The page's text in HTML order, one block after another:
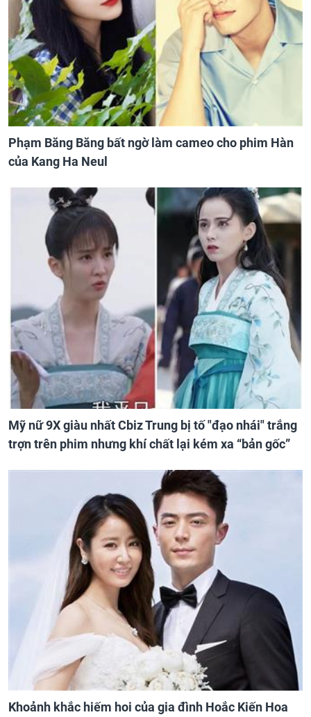
Phạm Băng Băng bất ngờ làm cameo cho phim Hàn
của Kang Ha Neul
Mỹ nữ 9X giàu nhất Cbiz Trung bị tố "đạo nhái" trắng
trợn trên phim nhưng khí chất lại kém xa “bản gốc”
Khoảnh khắc hiếm hoi của gia đình Hoắc Kiến Hoa